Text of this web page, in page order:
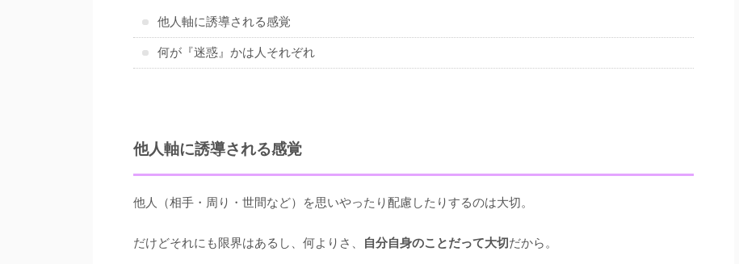
他人軸に誘導される感覚
何が『迷惑』かは人それぞれ
他人軸に誘導される感覚
他人（相手・周り・世間など）を思いやったり配慮したりするのは大切。
だけどそれにも限界はあるし、何よりさ、 自分自身のことだって大切だから。